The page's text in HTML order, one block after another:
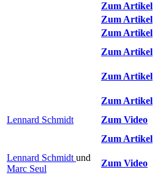
Zum Artikel
Zum Artikel
Zum Artikel
Zum Artikel
Zum Artikel
Zum Artikel
Lennard Schmidt
Zum Video
Zum Artikel
Lennard Schmidt und
Marc Seul
Zum Video